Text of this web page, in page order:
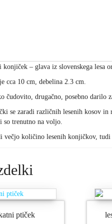
konjiček – glava iz slovenskega
cca 10 cm, debelina 2.3 cm.
čudovito, drugačno, posebno
se zaradi različnih lesenih kosov
so trenutno na voljo.
večjo količino lesenih konjičkov, tudi
ptiček